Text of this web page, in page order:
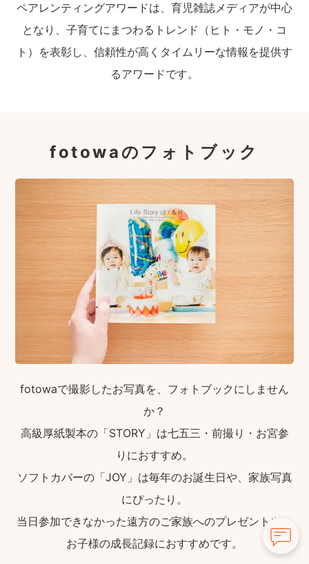
ペアレンティングアワードは、育児雑誌メディアが中心
となり、子育てにまつわるトレンド（ヒト・モノ・コ
ト）を表彰し、信頼性が高くタイムリーな情報を提供す
るアワードです。
fotowaのフォトブック
fotowaで撮影したお写真を、フォトブックにしません
か？
高級厚紙製本の「STORY」は七五三・前撮り・お宮参
りにおすすめ。
ソフトカバーの「JOY」は毎年のお誕生日や、家族写真
にぴったり。
当日参加できなかった遠方のご家族へのプレゼントや、
お子様の成長記録におすすめです。